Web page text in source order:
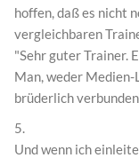
hoffen, daß es nicht
vergleichbaren
"Sehr guter Trainer.
Man, weder
brüderlich
5.
Und wenn ich